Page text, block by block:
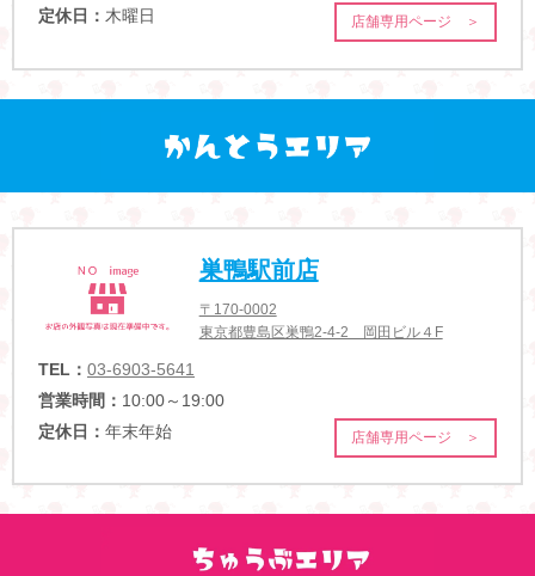
定休日： 木曜日 店舗専用ページ ＞
巣鴨駅前店
〒170-0002
東京都豊島区巣鴨2-4-2 岡田ビル４F
TEL： 03-6903-5641
営業時間： 10:00～19:00
定休日： 年末年始 店舗専用ページ ＞